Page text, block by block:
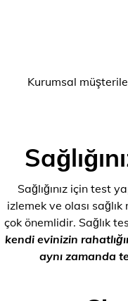
Kurumsal
Sağlığınız için test
izlemek ve olası
çok önemlidir. Sağlık
kendi evinizin
aynı zamanda